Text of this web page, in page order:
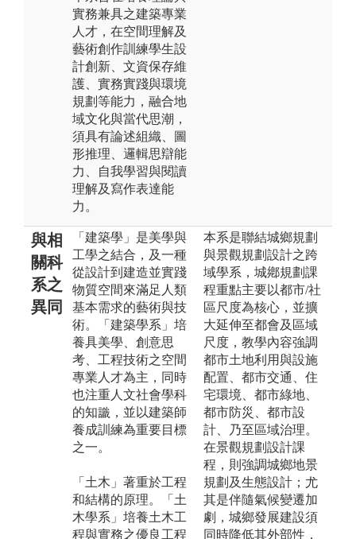
實務兼具之建築專業
人才，在空間理解及
藝術創作訓練學生設
計創新、文資保存維
護、實務實踐與環境
規劃等能力，融合地
域文化與當代思潮，
須具有論述組織、圖
形推理、邏輯思辯能
力、自我學習與閱讀
理解及寫作表達能
力。
與相
關科
系之
異同
「建築學」是美學與
工學之結合，及一種
從設計到建造並實踐
物質空間來滿足人類
基本需求的藝術與技
術。「建築學系」培
養具美學、創意思
考、工程技術之空間
專業人才為主，同時
也注重人文社會學科
的知識，並以建築師
養成訓練為重要目標
之一。
「土木」著重於工程
和結構的原理。「土
木學系」培養土木工
程與實務之優良工程
本系是聯結城鄉規劃
與景觀規劃設計之跨
域學系，城鄕規劃課
程重點主要以都市/社
區尺度為核心，並擴
大延伸至都會及區域
尺度，教學內容強調
都市土地利用與設施
配置、都市交通、住
宅環境、都市綠地、
都市防災、都市設
計、乃至區域治理。
在景觀規劃設計課
程，則強調城鄉地景
規劃及生態設計；尤
其是伴隨氣候變遷加
劇，城鄉發展建設須
同時降低其外部性，